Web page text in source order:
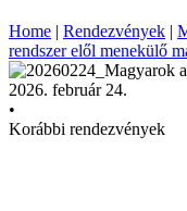
Home | Rendezvények |
rendszer elől menekülő
2026. február 24.
•
Korábbi rendezvények